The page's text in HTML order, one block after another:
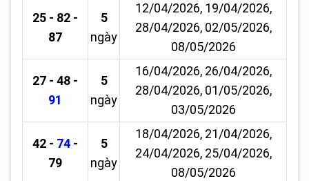
25 - 82 -
87
5
ngày
12/04/2026, 19/04/2026,
28/04/2026, 02/05/2026,
08/05/2026
27 - 48 -
91
5
ngày
16/04/2026, 26/04/2026,
28/04/2026, 01/05/2026,
03/05/2026
42 - 74 -
79
5
ngày
18/04/2026, 21/04/2026,
24/04/2026, 25/04/2026,
08/05/2026